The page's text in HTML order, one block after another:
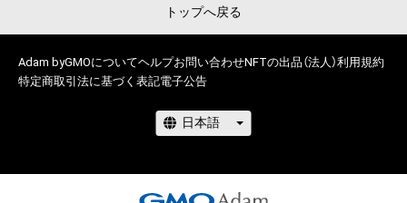
トップへ戻る
Adam byGMOについてヘルプお問い合わせNFTの出品（法人）利用規約
特定商取引法に基づく表記電子公告